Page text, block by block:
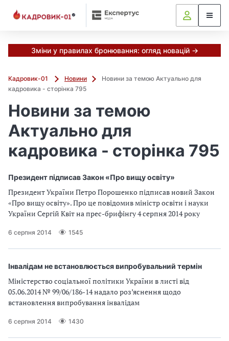
Зміни у правилах бронювання: огляд новацій →
Кадровик-01 Новини
Новини за темою Актуально для
кадровика - сторінка 795
Новини за темою
Актуально для
кадровика - сторінка 795
Президент підписав Закон «Про вищу освіту»
Президент України Петро Порошенко підписав новий Закон
«Про вищу освіту». Про це повідомив міністр освіти і науки
України Сергій Квіт на прес-брифінгу 4 серпня 2014 року
6 серпня 2014 1545
Інвалідам не встановлюється випробувальний термін
Міністерство соціальної політики України в листі від
05.06.2014 № 99/06/186-14 надало роз’яснення щодо
встановлення випробування інвалідам
6 серпня 2014 1430